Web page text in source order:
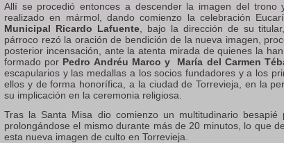
Allí se procedió entonces a descender la imagen del trono
realizado en mármol, dando comienzo la celebración
Municipal Ricardo Lafuente, bajo la dirección de su titular,
párroco rezó la oración de bendición de la nueva imagen,
posterior incensación, ante la atenta mirada de quienes la
formado por Pedro Andréu Marco y María del Carmen
escapularios y las medallas a los socios fundadores y a los
ellos y de forma honorífica, a la ciudad de Torrevieja, en la
su implicación en la ceremonia religiosa.
Tras la Santa Misa dio comienzo un multitudinario
prolongándose el mismo durante más de 20 minutos, lo que
esta nueva imagen de culto en Torrevieja.